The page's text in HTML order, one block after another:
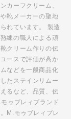
カーフクリーム、
靴メーカーの聖地
れています。 製造
練の職人による頑
クリーム作りの伝
ースで評価が高か
などを一般商品化
たステインリムー
るなど、品質、伝
ゥブレィブランド
M.モゥブレィプレ